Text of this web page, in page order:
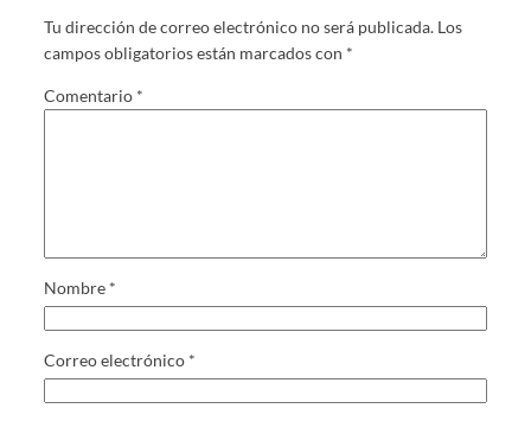
Tu dirección de correo electrónico no será publicada. Los
campos obligatorios están marcados con *
Comentario *
Nombre *
Correo electrónico *